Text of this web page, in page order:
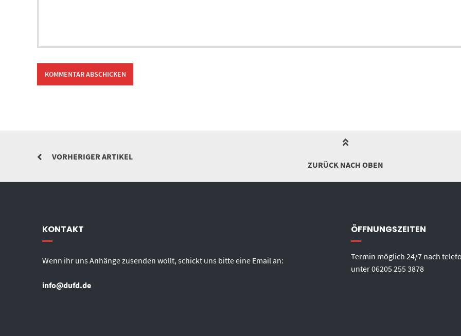
VORHERIGER ARTIKEL
ZURÜCK NACH OBEN
KONTAKT
Wenn ihr uns Anhänge zusenden wollt, schickt uns bitte eine Email an:
info@dufd.de
ÖFFNUNGSZEITEN
Termin möglich 24/7 nach
unter06205 255 3878